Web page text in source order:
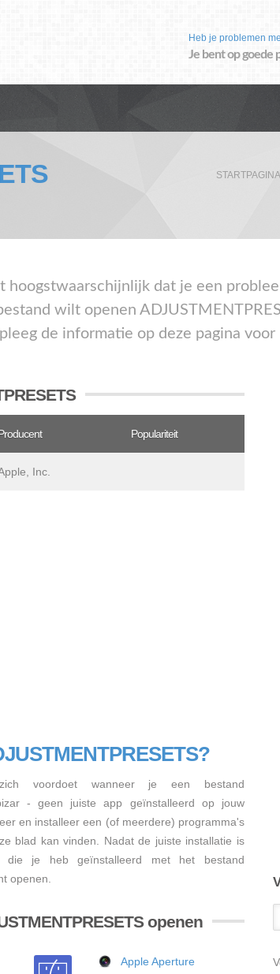
Heb je problemen
Je bent op goede
STARTPAGINA
hoogstwaarschijnlijk dat je een
wilt openen
de informatie op deze pagina
Populariteit
Inc.
voordoet wanneer je een bestand
- geen juiste app geïnstalleerd op jouw
en installeer een (of meerdere) programma's
blad kan vinden. Nadat de juiste installatie is
je heb geïnstalleerd met het bestand
openen.
openen
Apple Aperture